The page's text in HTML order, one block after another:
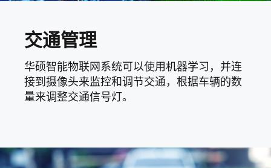
交通管理
华硕智能物联网系统可以使用机器学习，并连
接到摄像头来监控和调节交通，根据车辆的数
量来调整交通信号灯。